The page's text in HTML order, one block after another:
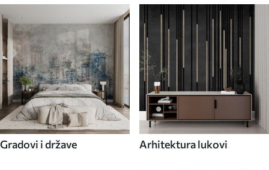
Gradovi i države Arhitektura lukovi